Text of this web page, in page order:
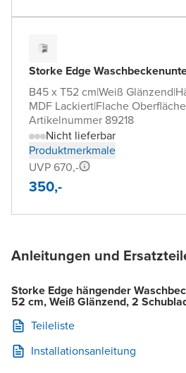
Storke Edge
B45 x T52 cm|Weiß Glänzend|
MDF Lackiert|Flache Oberfläche
Artikelnummer 89218
Nicht lieferbar
Produktmerkmale
UVP 670,-
350,-
Anleitungen und
Storke Edge hängender
52 cm, Weiß Glänzend, 2
Teileliste
Installationsanleitung